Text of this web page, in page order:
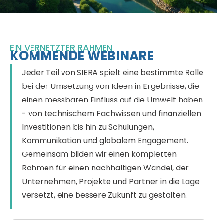
EIN VERNETZTER RAHMEN
KOMMENDE WEBINARE
Jeder Teil von SIERA spielt eine bestimmte Rolle
bei der Umsetzung von Ideen in Ergebnisse, die
einen messbaren Einfluss auf die Umwelt haben
- von technischem Fachwissen und finanziellen
Investitionen bis hin zu Schulungen,
Kommunikation und globalem Engagement.
Gemeinsam bilden wir einen kompletten
Rahmen für einen nachhaltigen Wandel, der
Unternehmen, Projekte und Partner in die Lage
versetzt, eine bessere Zukunft zu gestalten.